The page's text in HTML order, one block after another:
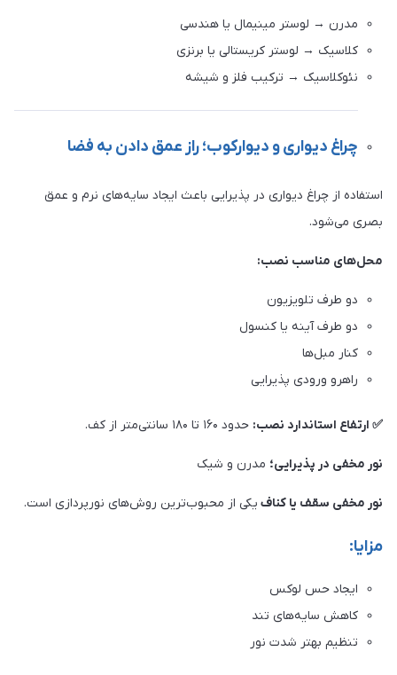
مدرن → لوستر مینیمال یا هندسی
کلاسیک → لوستر کریستالی یا برنزی
نئوکلاسیک → ترکیب فلز و شیشه
چراغ دیواری و دیوارکوب؛ راز عمق دادن به فضا
استفاده از چراغ دیواری در پذیرایی باعث ایجاد سایه‌های نرم و عمق
بصری می‌شود.
محل‌های مناسب نصب:
دو طرف تلویزیون
دو طرف آینه یا کنسول
کنار مبل‌ها
راهرو ورودی پذیرایی
✅ ارتفاع استاندارد نصب: حدود ۱۶۰ تا ۱۸۰ سانتی‌متر از کف.
نور مخفی در پذیرایی؛ مدرن و شیک
نور مخفی سقف یا کناف یکی از محبوب‌ترین روش‌های نورپردازی است.
مزایا:
ایجاد حس لوکس
کاهش سایه‌های تند
تنظیم بهتر شدت نور